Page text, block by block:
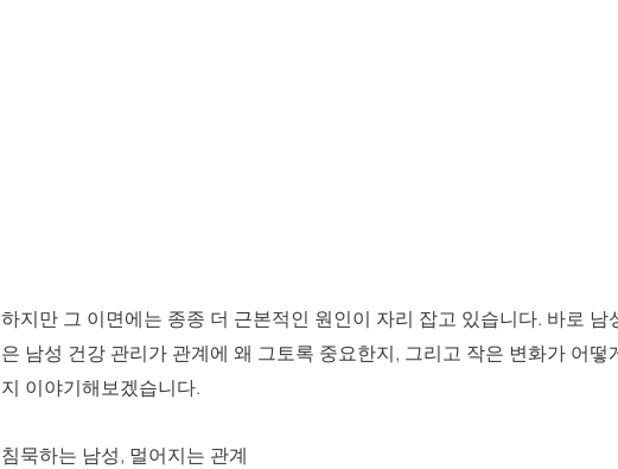
하지만 그 이면에는 종종 더 근본적인 원인이 자리 잡고 있습니다. 바로
은 남성 건강 관리가 관계에 왜 그토록 중요한지, 그리고 작은 변화가 어
지 이야기해보겠습니다.
침묵하는 남성, 멀어지는 관계